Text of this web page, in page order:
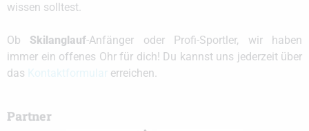
wissen solltest.
Ob Skilanglauf-Anfänger oder Profi-Sportler, wir haben
immer ein offenes Ohr für dich! Du kannst uns jederzeit über
das
erreichen.
Partner